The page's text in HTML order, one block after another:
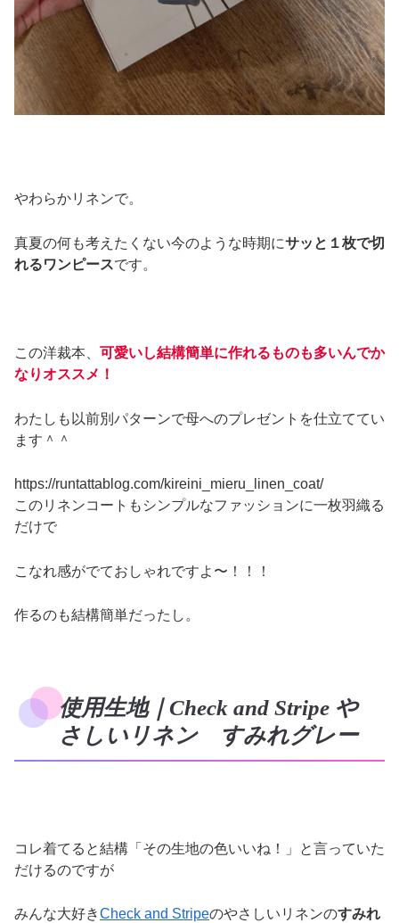
やわらかリネンで。
真夏の何も考えたくない今のような時期にサッと１枚で切
れるワンピースです。
この洋裁本、 可愛いし結構簡単に作れるものも多いんでか
なりオススメ！
わたしも以前別パターンで母へのプレゼントを仕立ててい
ます＾＾
https://runtattablog.com/kireini_mieru_linen_coat/
このリネンコートもシンプルなファッションに一枚羽織る
だけで
こなれ感がでておしゃれですよ〜！！！
作るのも結構簡単だったし。
使用生地｜Check and Stripe や
さしいリネン すみれグレー
コレ着てると結構「その生地の色いいね！」と言っていた
だけるのですが
みんな大好きCheck and Stripeのやさしいリネンのすみれ